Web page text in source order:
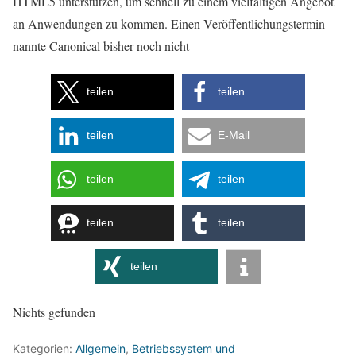
an Anwendungen zu kommen. Einen Veröffentlichungstermin
nannte Canonical bisher noch nicht
teilen teilen
teilen E-Mail
teilen teilen
teilen teilen
teilen
Nichts gefunden
Kategorien: Allgemein, Betriebssystem und